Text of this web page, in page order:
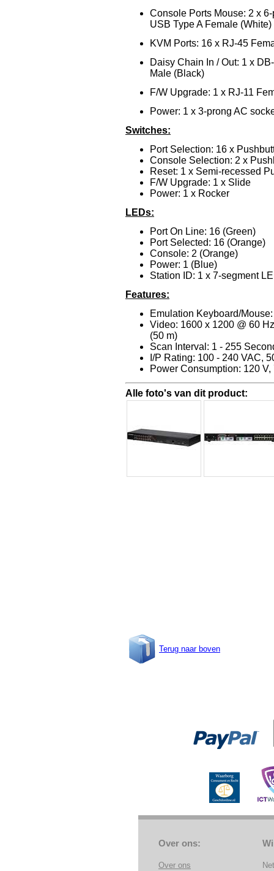
Console Ports Mouse: 2 x
USB Type A Female (White)
KVM Ports: 16 x RJ-45
Daisy Chain In / Out: 1 x
Male (Black)
F/W Upgrade: 1 x RJ-11
Power: 1 x 3-prong AC
Switches:
Port Selection: 16 x
Console Selection: 2 x
Reset: 1 x Semi-recessed
F/W Upgrade: 1 x Slide
Power: 1 x Rocker
LEDs:
Port On Line: 16 (Green)
Port Selected: 16 (Orange)
Console: 2 (Orange)
Power: 1 (Blue)
Station ID: 1 x 7-segment
Features:
Emulation Keyboard/
Video: 1600 x 1200 @ 60
(50 m)
Scan Interval: 1 - 255
I/P Rating: 100 - 240 VAC,
Power Consumption: 120 V,
Alle foto's van dit product:
Terug naar boven
Over ons:
Over ons